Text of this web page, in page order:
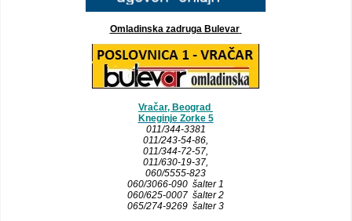
Omladinska zadruga Bulevar
Vračar, Beograd
Kneginje Zorke 5
011/344-3381
011/243-54-86
011/344-72-57,
011/630-19-37,
060/5555-823
060/3066-090 šalter 1
060/625-0007 šalter 2
065/274-9269 šalter 3